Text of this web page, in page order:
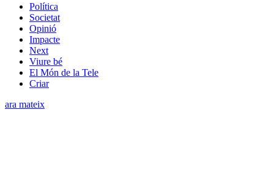
Política
Societat
Opinió
Impacte
Next
Viure bé
El Món de la Tele
Criar
ara mateix